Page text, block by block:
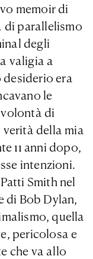
memoir di
di parallelismo
degli
valigia a
desiderio era
le
volontà di
della mia
11 anni dopo,
intenzioni.
Smith nel
di Bob Dylan,
quella
pericolosa e
che va allo